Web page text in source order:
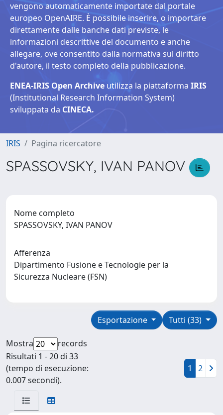
vengono automaticamente importate dal portale
europeo OpenAIRE. È possibile inserire, o importare
direttamente dalle banche dati previste, le
informazioni descrittive del documento e anche
allegare, ove consentito dalla normativa sul diritto
d'autore, il testo completo della pubblicazione.
ENEA-IRIS Open Archive utilizza la piattaforma IRIS
(Institutional Research Information System)
sviluppata da CINECA.
IRIS Pagina ricercatore
SPASSOVSKY, IVAN PANOV
Nome completo
SPASSOVSKY, IVAN PANOV
Afferenza
Dipartimento Fusione e Tecnologie per la
Sicurezza Nucleare (FSN)
Tutti (33)
Esportazione
Mostra
records
Risultati 1 - 20 di 33
(tempo di esecuzione:
0.007 secondi).
1 2